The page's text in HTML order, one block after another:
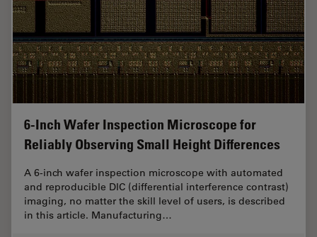
6-Inch Wafer Inspection Microscope for
Reliably Observing Small Height Differences
A 6-inch wafer inspection microscope with automated
and reproducible DIC (differential interference contrast)
imaging, no matter the skill level of users, is described
in this article. Manufacturing…